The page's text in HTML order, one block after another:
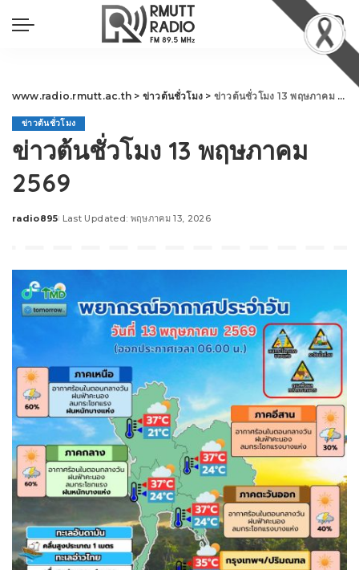
www.radio.rmutt.ac.th > ข่าวต้นชั่วโมง > ข่าวต้นชั่วโมง 13 พฤษภาคม 2569
ข่าวต้นชั่วโมง
ข่าวต้นชั่วโมง 13 พฤษภาคม
2569
Posted
radio895 Last Updated: พฤษภาคม 13, 2026